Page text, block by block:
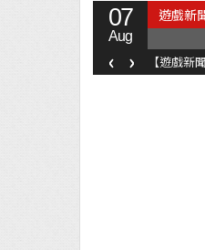
07
Aug
遊戲新
【遊戲新
‹ ›